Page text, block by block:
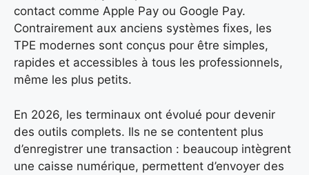
contact comme Apple Pay ou Google Pay.
Contrairement aux anciens systèmes fixes, les
TPE modernes sont conçus pour être simples,
rapides et accessibles à tous les professionnels,
même les plus petits.
En 2026, les terminaux ont évolué pour devenir
des outils complets. Ils ne se contentent plus
d’enregistrer une transaction : beaucoup intègrent
une caisse numérique, permettent d’envoyer des